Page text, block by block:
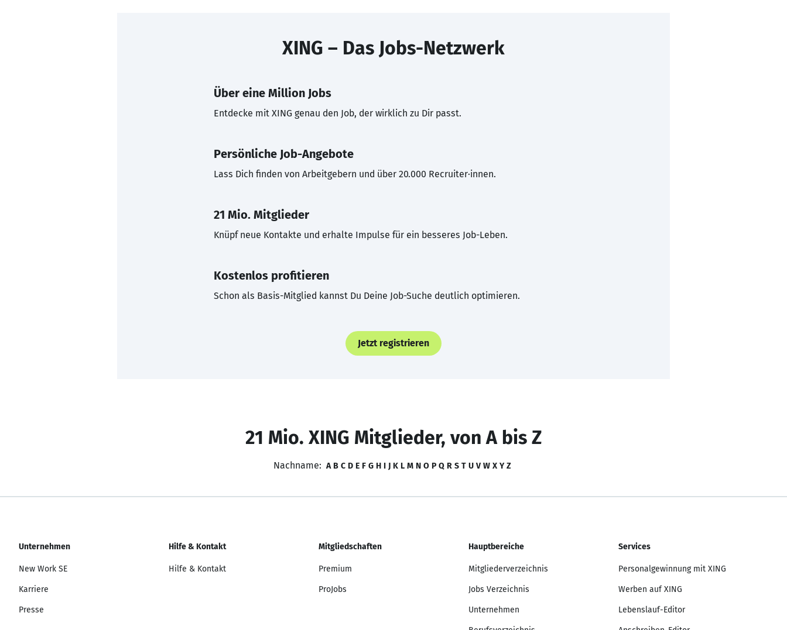
XING – Das Jobs-Netzwerk
Über eine Million Jobs
Entdecke mit XING genau den Job, der wirklich zu Dir passt.
Persönliche Job-Angebote
Lass Dich finden von Arbeitgebern und über 20.000 Recruiter·innen.
21 Mio. Mitglieder
Knüpf neue Kontakte und erhalte Impulse für ein besseres Job-Leben.
Kostenlos profitieren
Schon als Basis-Mitglied kannst Du Deine Job-Suche deutlich optimieren.
Jetzt registrieren
21 Mio. XING Mitglieder, von A bis Z
Nachname: A B C D E F G H I J K L M N O P Q R S T U V W X Y Z
Unternehmen
New Work SE
Karriere
Presse
Hilfe & Kontakt
Hilfe & Kontakt
Mitgliedschaften
Premium
ProJobs
Hauptbereiche
Mitgliederverzeichnis
Jobs Verzeichnis
Unternehmen
Services
Personalgewinnung mit XING
Werben auf XING
Lebenslauf-Editor